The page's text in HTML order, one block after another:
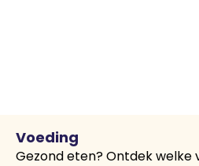
Voeding
Gezond eten? Ontdek welke